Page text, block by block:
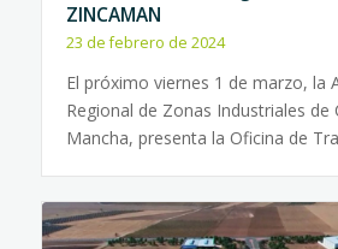
ZINCAMAN
23 de febrero de 2024
El próximo viernes 1 de marzo, la
Regional de Zonas Industriales de
Mancha, presenta la Oficina de